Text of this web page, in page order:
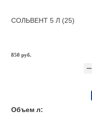
СОЛЬВЕНТ 5 Л (25)
850 руб.
Объем л: